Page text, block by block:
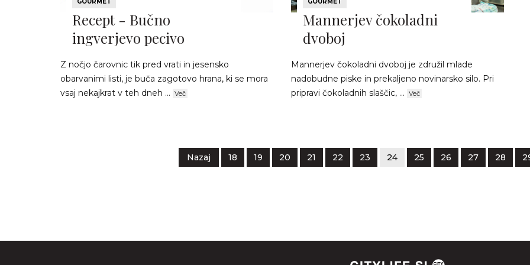
Recept - Bučno
ingverjevo pecivo
Z nočjo čarovnic tik pred vrati in jesensko
obarvanimi listi, je buča zagotovo hrana, ki se mora
vsaj nekajkrat v teh dneh ... Več
Mannerjev čokoladni
dvoboj
Mannerjev čokoladni dvoboj je združil mlade
nadobudne piske in prekaljeno novinarsko silo. Pri
pripravi čokoladnih slaščic, ... Več
Nazaj 18 19 20 21 22 23 24 25 26 27 28